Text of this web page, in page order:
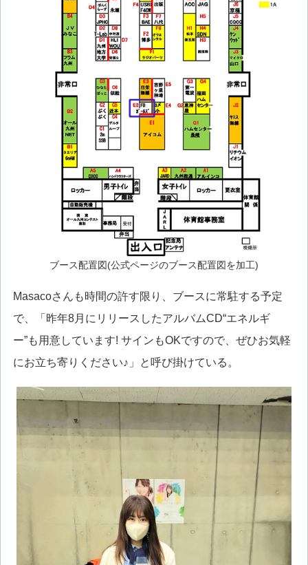
ブース配置図(公式ページのブース配置図を加工)
Masacoさんも時間の許す限り、ブースに常駐する予定
で、「昨年8月にリリースしたアルバムCD“エネルギ
ー”も用意しています! サインもOKですので、ぜひお気軽
にお立ち寄りください♪」と呼び掛けている。